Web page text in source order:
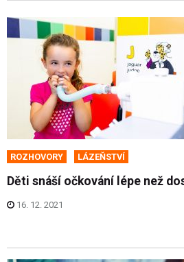
ROZHOVORY LÁZEŇSTVÍ
Děti snáší očkování lépe než
16. 12. 2021